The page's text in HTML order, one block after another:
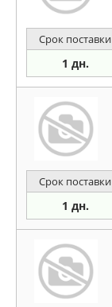
Срок поставки
1 дн.
Срок поставки
1 дн.